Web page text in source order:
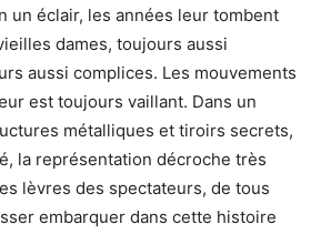
un éclair, les années leur tombent
dames, toujours aussi
aussi complices. Les mouvements
est toujours vaillant. Dans un
métalliques et tiroirs secrets,
la représentation décroche très
lèvres des spectateurs, de tous
embarquer dans cette histoire